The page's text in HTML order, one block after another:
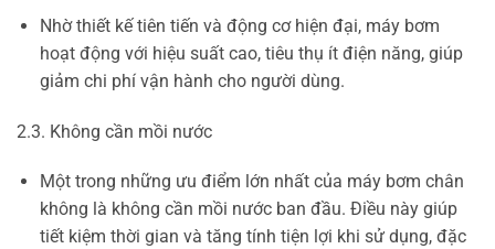
Nhờ thiết kế tiên tiến và động cơ hiện đại, máy bơm
hoạt động với hiệu suất cao, tiêu thụ ít điện năng, giúp
giảm chi phí vận hành cho người dùng.
2.3. Không cần mồi nước
Một trong những ưu điểm lớn nhất của máy bơm chân
không là không cần mồi nước ban đầu. Điều này giúp
tiết kiệm thời gian và tăng tính tiện lợi khi sử dụng, đặc